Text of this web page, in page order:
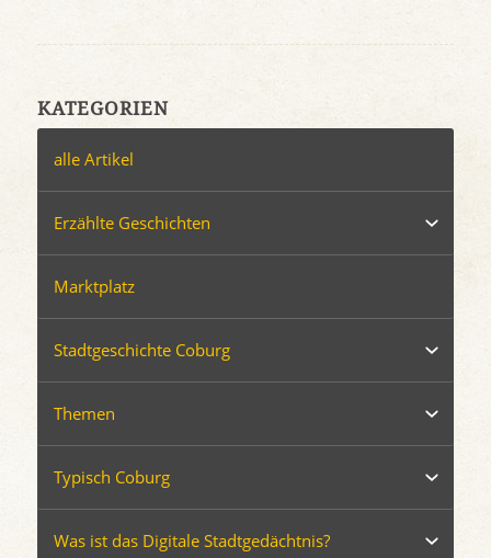
KATEGORIEN
alle Artikel
Erzählte Geschichten
Marktplatz
Stadtgeschichte Coburg
Themen
Typisch Coburg
Was ist das Digitale Stadtgedächtnis?